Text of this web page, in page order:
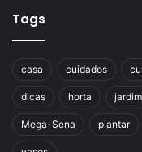
Tags
casa cuidados
dicas horta jardim
Mega-Sena plantar